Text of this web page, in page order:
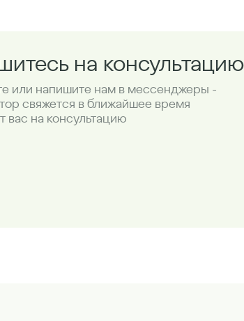
на консультацию
или напишите нам в мессенджеры -
свяжется в ближайшее время
вас на консультацию